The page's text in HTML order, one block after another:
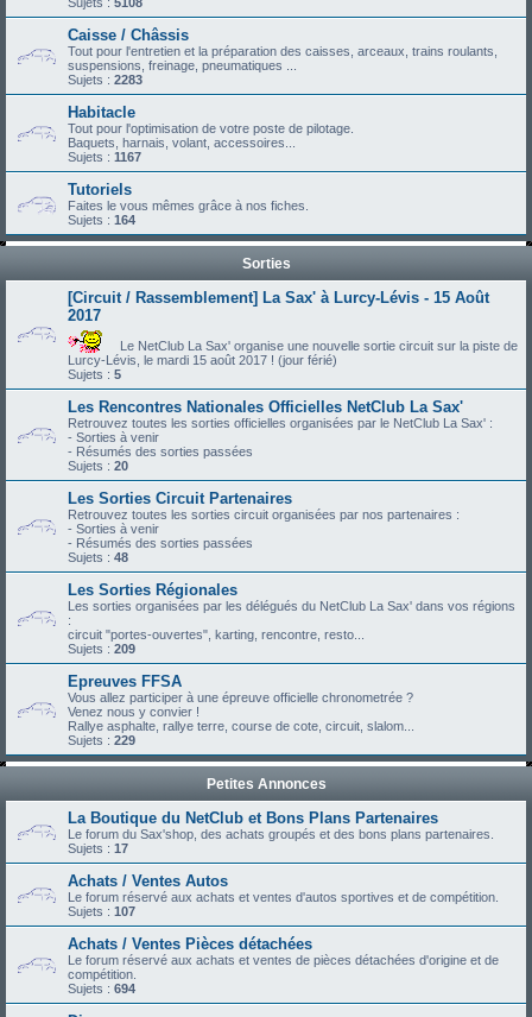
Caisse / Châssis
Tout pour l'entretien et la préparation des caisses, arceaux, trains roulants,
suspensions, freinage, pneumatiques ...
Sujets : 2283
Habitacle
Tout pour l'optimisation de votre poste de pilotage.
Baquets, harnais, volant, accessoires...
Sujets : 1167
Tutoriels
Faites le vous mêmes grâce à nos fiches.
Sujets : 164
Sorties
[Circuit / Rassemblement] La Sax' à Lurcy-Lévis - 15 Août
2017
Le NetClub La Sax' organise une nouvelle sortie circuit sur la piste de
Lurcy-Lévis, le mardi 15 août 2017 ! (jour férié)
Sujets : 5
Les Rencontres Nationales Officielles NetClub La Sax'
Retrouvez toutes les sorties officielles organisées par le NetClub La Sax' :
- Sorties à venir
- Résumés des sorties passées
Sujets : 20
Les Sorties Circuit Partenaires
Retrouvez toutes les sorties circuit organisées par nos partenaires :
- Sorties à venir
- Résumés des sorties passées
Sujets : 48
Les Sorties Régionales
Les sorties organisées par les délégués du NetClub La Sax' dans vos régions
:
circuit "portes-ouvertes", karting, rencontre, resto...
Sujets : 209
Epreuves FFSA
Vous allez participer à une épreuve officielle chronometrée ?
Venez nous y convier !
Rallye asphalte, rallye terre, course de cote, circuit, slalom...
Sujets : 229
Petites Annonces
La Boutique du NetClub et Bons Plans Partenaires
Le forum du Sax'shop, des achats groupés et des bons plans partenaires.
Sujets : 17
Achats / Ventes Autos
Le forum réservé aux achats et ventes d'autos sportives et de compétition.
Sujets : 107
Achats / Ventes Pièces détachées
Le forum réservé aux achats et ventes de pièces détachées d'origine et de
compétition.
Sujets : 694